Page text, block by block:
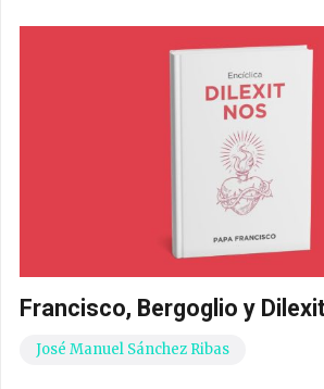
Francisco, Bergoglio y
José Manuel Sánchez Ribas